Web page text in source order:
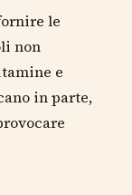
le
non
e
in parte,